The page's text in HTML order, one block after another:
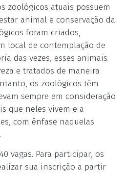
zoológicos atuais possuem
animal e conservação da
foram criados,
local de contemplação de
das vezes, esses animais
e tratados de maneira
os zoológicos têm
sempre em consideração
que neles vivem e a
com ênfase naquelas
vagas. Para participar, os
sua inscrição a partir